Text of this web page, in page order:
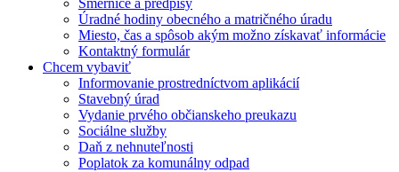
Smernice a predpisy
Úradné hodiny obecného a matričného úradu
Miesto, čas a spôsob akým možno získavať informácie
Kontaktný formulár
Chcem vybaviť
Informovanie prostredníctvom aplikácií
Stavebný úrad
Vydanie prvého občianskeho preukazu
Sociálne služby
Daň z nehnuteľnosti
Poplatok za komunálny odpad